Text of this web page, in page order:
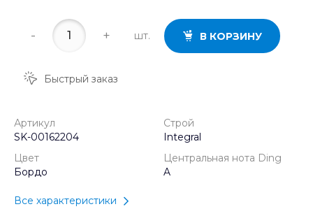
- + шт. В КОРЗИНУ
Быстрый заказ
Артикул
SK-00162204
Строй
Integral
Цвет
Бордо
Центральная нота Ding
A
Все характеристики